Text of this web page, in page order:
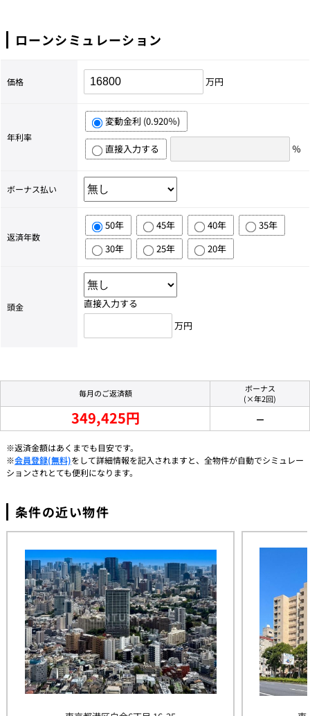
ローンシミュレーション
価格 万円
年利率
変動金利 (0.920％)
直接入力する ％
ボーナス払い
返済年数
50年 45年 40年
35年
30年
25年 20年
頭金
直接入力する
万円
毎月のご返済額
ボーナス
(×年2回)
349,425円 －
※返済金額はあくまでも目安です。
※会員登録(無料)をして詳細情報を記入されますと、全物件が自動でシミュレー
ションされとても便利になります。
条件の近い物件